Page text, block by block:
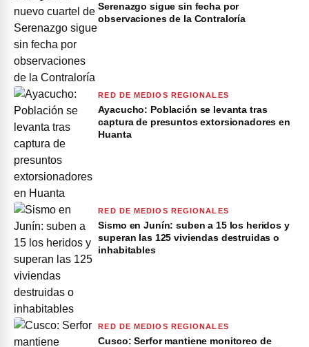
Serenazgo sigue sin fecha por
observaciones de la Contraloría
RED DE MEDIOS REGIONALES
Ayacucho: Población se levanta tras
captura de presuntos extorsionadores en
Huanta
RED DE MEDIOS REGIONALES
Sismo en Junín: suben a 15 los heridos y
superan las 125 viviendas destruidas o
inhabitables
RED DE MEDIOS REGIONALES
Cusco: Serfor mantiene monitoreo de